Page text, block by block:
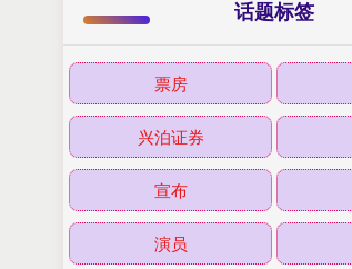
话题标签
票房
兴泊证券
宣布
演员